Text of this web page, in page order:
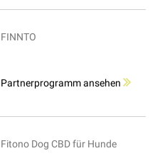
FINNTO
Partnerprogramm ansehen
Fitono Dog CBD für Hunde